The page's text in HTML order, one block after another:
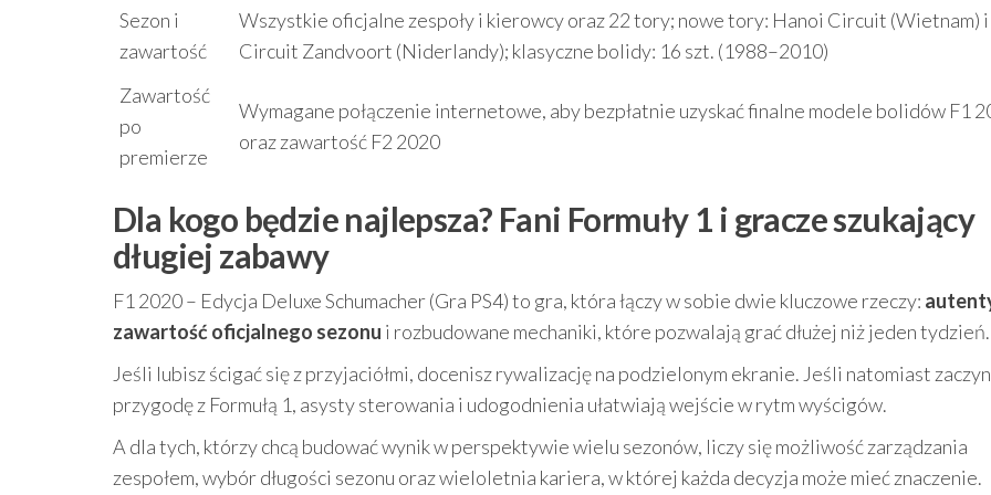
Sezon i
zawartość
Wszystkie oficjalne zespoły i kierowcy oraz 22 tory; nowe tory: Hanoi Circuit (Wietnam) i
Circuit Zandvoort (Niderlandy); klasyczne bolidy: 16 szt. (1988–2010)
Zawartość
po
premierze
Wymagane połączenie internetowe, aby bezpłatnie uzyskać finalne modele bolidów F1
oraz zawartość F2 2020
Dla kogo będzie najlepsza? Fani Formuły 1 i gracze szukający
długiej zabawy
F1 2020 – Edycja Deluxe Schumacher (Gra PS4) to gra, która łączy w sobie dwie kluczowe rzeczy:
zawartość oficjalnego sezonu i rozbudowane mechaniki, które pozwalają grać dłużej niż jeden tydzień.
Jeśli lubisz ścigać się z przyjaciółmi, docenisz rywalizację na podzielonym ekranie. Jeśli natomiast
przygodę z Formułą 1, asysty sterowania i udogodnienia ułatwiają wejście w rytm wyścigów.
A dla tych, którzy chcą budować wynik w perspektywie wielu sezonów, liczy się możliwość zarządzania
zespołem, wybór długości sezonu oraz wieloletnia kariera, w której każda decyzja może mieć znaczenie.